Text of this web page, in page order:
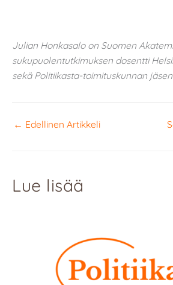
Julian Honkasalo on Suomen
sukupuolentutkimuksen dosentti
sekä Politiikasta-toimituskunnan jäsen.
← Edellinen Artikkeli
Lue lisää